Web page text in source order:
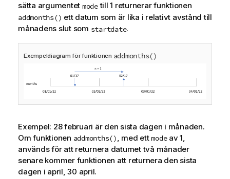
sätta argumentet modetill 1 returnerar funktionen
addmonths() ett datum som är lika i relativt avstånd till
månadens slut som startdate.
Exempeldiagram för funktionen addmonths()
Exempel: 28 februari är den sista dagen i månaden.
Om funktionen addmonths(), med ettmodeav 1,
används för att returnera datumet två månader
senare kommer funktionen att returnera den sista
dagen i april, 30 april.